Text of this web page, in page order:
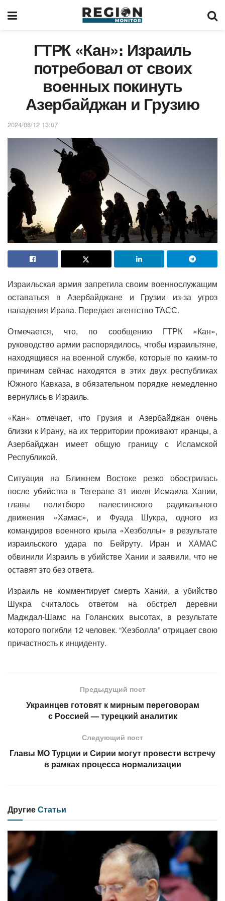
ГТРК «Кан»։ Израиль
потребовал от своих
военных покинуть
Азербайджан и Грузию
2024/08/12 13:07
Израильская армия запретила своим военнослужащим
оставаться в Азербайджане и Грузии из-за угроз
нападения Ирана. Передает агентство ТАСС.
Отмечается, что, по сообщению ГТРК «Кан»,
руководство армии распорядилось, чтобы израильтяне,
находящиеся на военной службе, которые по каким-то
причинам сейчас находятся в этих двух республиках
Южного Кавказа, в обязательном порядке немедленно
вернулись в Израиль.
«Кан» отмечает, что Грузия и Азербайджан очень
близки к Ирану, на их территории проживают иранцы, а
Азербайджан имеет общую границу с Исламской
Республикой.
Ситуация на Ближнем Востоке резко обострилась
после убийства в Тегеране 31 июля Исмаила Хании,
главы политбюро палестинского радикального
движения «Хамас», и Фуада Шукра, одного из
командиров военного крыла «Хезболлы» в результате
израильского удара по Бейруту. Иран и ХАМАС
обвинили Израиль в убийстве Хании и заявили, что не
оставят это без ответа.
Израиль не комментирует смерть Хании, а убийство
Шукра считалось ответом на обстрел деревни
Мадждал-Шамс на Голанских высотах, в результате
которого погибли 12 человек. “Хезболла” отрицает свою
причастность к инциденту.
Предыдущий пост
Украинцев готовят к мирным переговорам
с Россией — турецкий аналитик
Следующий пост
Главы МО Турции и Сирии могут провести встречу
в рамках процесса нормализации
ДругиеСтатьи